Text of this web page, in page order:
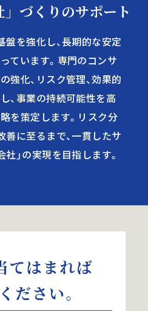
A支援
ータルサポート
継・後継者支援
社会保険労務士法人
支援(医科)
保全・ 事業保証
」づくりのサポート
盤を強化し、長期的な安定
ています。専門のコンサ
強化、リスク管理、効果的
、事業の持続可能性を高
を策定します。リスク分
善に至るまで、一貫したサ
」の実現を目指します。